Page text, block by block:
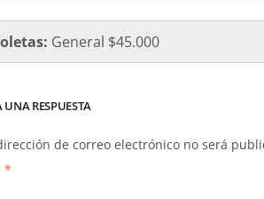
General $45.000
UNA RESPUESTA
de correo electrónico no será
*